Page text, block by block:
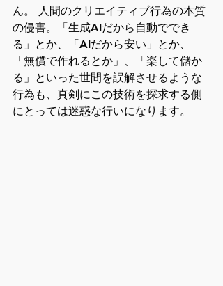
ん。 人間のクリエイティブ行為の本質
の侵害。「生成AIだから自動ででき
る」とか、「AIだから安い」とか、
「無償で作れるとか」、「楽して儲か
る」といった世間を誤解させるような
行為も、真剣にこの技術を探求する側
にとっては迷惑な行いになります。